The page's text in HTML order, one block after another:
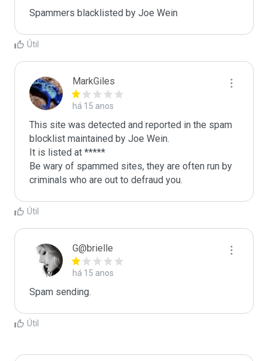
Spammers blacklisted by Joe Wein
Útil
MarkGiles
há 15 anos
This site was detected and reported in the spam
blocklist maintained by Joe Wein.
It is listed at *****
Be wary of spammed sites, they are often run by
criminals who are out to defraud you.
Útil
G@brielle
há 15 anos
Spam sending.
Útil